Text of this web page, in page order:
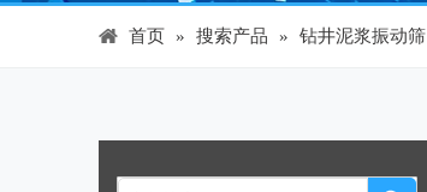
首页 » 搜索产品 » 钻井泥浆振动筛